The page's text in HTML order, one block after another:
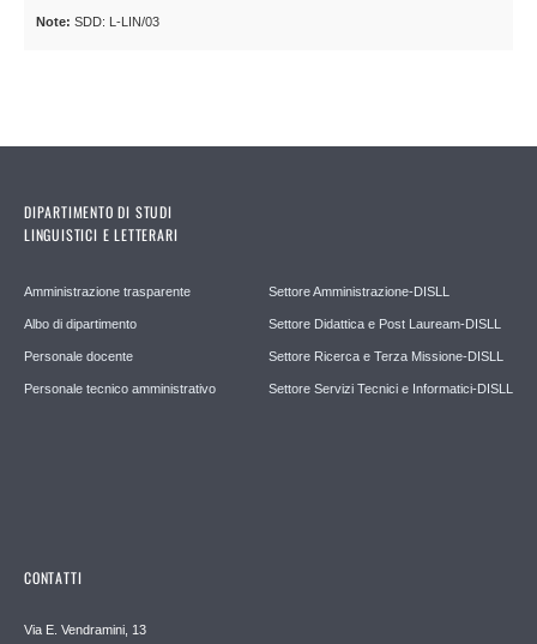
Note: SDD: L-LIN/03
DIPARTIMENTO DI STUDI
LINGUISTICI E LETTERARI
Amministrazione trasparente
Albo di dipartimento
Personale docente
Personale tecnico amministrativo
Settore Amministrazione-DISLL
Settore Didattica e Post Lauream-DISLL
Settore Ricerca e Terza Missione-DISLL
Settore Servizi Tecnici e Informatici-DISLL
CONTATTI
Via E. Vendramini, 13